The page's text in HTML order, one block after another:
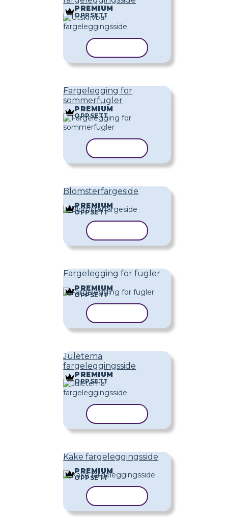
PREMIUM
OPPSETT
Fargelegging for
sommerfugler
PREMIUM
OPPSETT
Blomsterfargeside
PREMIUM
OPPSETT
Fargelegging for fugler
PREMIUM
OPPSETT
Juletema
fargeleggingsside
PREMIUM
OPPSETT
Kake fargeleggingsside
PREMIUM
OPPSETT